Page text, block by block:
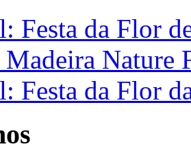
Festa da Flor
Nature
Festa da Flor